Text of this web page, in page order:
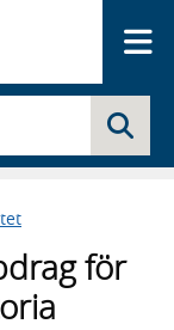
för